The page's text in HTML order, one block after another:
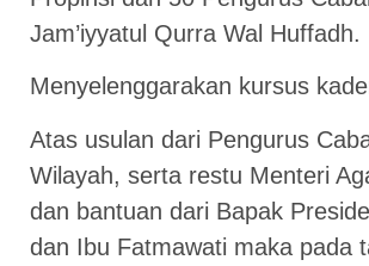
Jam’iyyatul Qurra Wal Huffadh.
Menyelenggarakan kursus
Atas usulan dari Pengurus
Wilayah, serta restu Menteri
dan bantuan dari Bapak
dan Ibu Fatmawati maka pada